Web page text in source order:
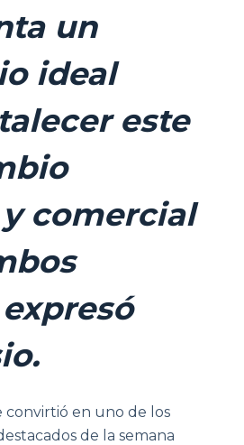
un
ideal
este
comercial
convirtió en uno de los
de la semana